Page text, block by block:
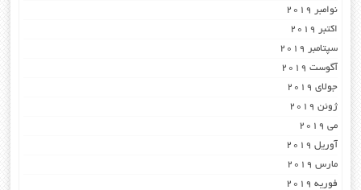
نوامبر 2019
اکتبر 2019
سپتامبر 2019
آگوست 2019
جولای 2019
ژوئن 2019
می 2019
آوریل 2019
مارس 2019
فوریه 2019